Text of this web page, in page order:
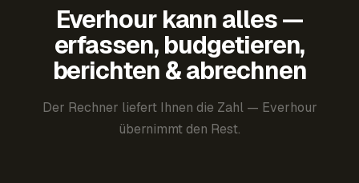
Everhour kann alles —
erfassen, budgetieren,
berichten & abrechnen
Der Rechner liefert Ihnen die Zahl — Everhour
übernimmt den Rest.